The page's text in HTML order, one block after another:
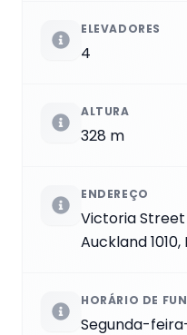
ELEVADORES
4
ALTURA
328 m
ENDEREÇO
Victoria
Auckland
HORÁRIO DE
Segunda-